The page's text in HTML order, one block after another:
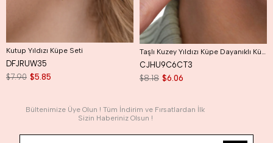
Kutup Yıldızı Küpe Seti
DFJRUW35
$5.85
$7.90
Taşlı Kuzey Yıldızı Küpe Dayanıklı Küpe Kutup Yıldızı Küpe
CJHU9C6CT3
$6.06
$8.18
Bültenimize Üye Olun ! Tüm İndirim ve Fırsatlardan İlk
Sizin Haberiniz Olsun !